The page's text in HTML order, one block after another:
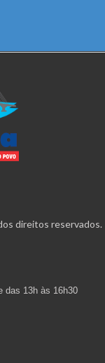
direitos reservados.
das 13h às 16h30